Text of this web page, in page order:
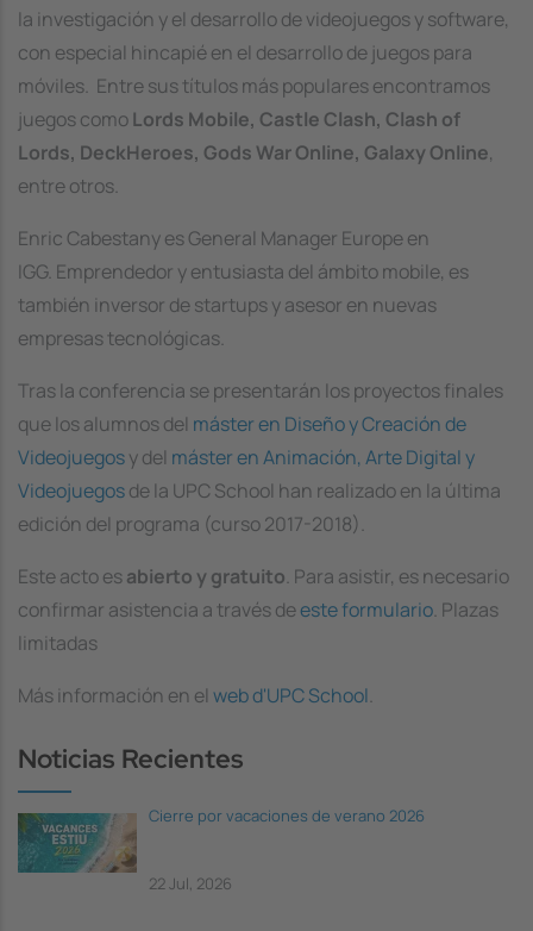
la investigación y el desarrollo de videojuegos y software,
con especial hincapié en el desarrollo de juegos para
móviles. Entre sus títulos más populares encontramos
juegos comoLords Mobile, Castle Clash, Clash of
Lords, DeckHeroes, Gods War Online, Galaxy Online,
entre otros.
Enric Cabestany es General Manager Europe en
IGG. Emprendedor y entusiasta del ámbito mobile, es
también inversor de startups y asesor en nuevas
empresas tecnológicas.
Tras la conferencia se presentarán los proyectos finales
que los alumnos del máster en Diseño y Creación de
Videojuegosy del máster en Animación, Arte Digital y
Videojuegosde la UPC School han realizado en la última
edición del programa (curso 2017-2018).
Este acto esabierto y gratuito. Para asistir, es necesario
confirmar asistencia a través deeste formulario. Plazas
limitadas
Más información en el web d'UPC School.
Noticias Recientes
Cierre por vacaciones de verano 2026
22 Jul, 2026